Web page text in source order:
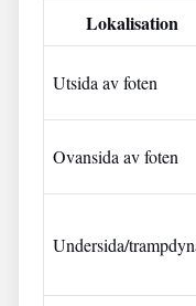
Lokalisation
Utsida av foten
Ovansida av foten
Undersida/